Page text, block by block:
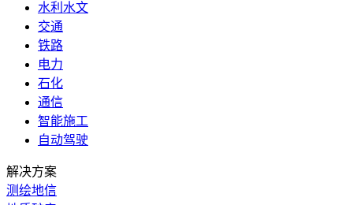
水利水文
交通
铁路
电力
石化
通信
智能施工
自动驾驶
解决方案
测绘地信